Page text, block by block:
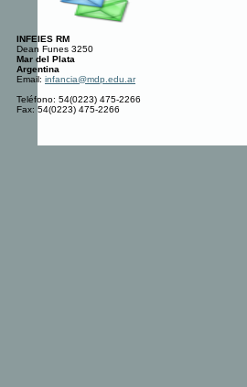
INFEIES RM
Dean Funes 3250
Mar del Plata
Argentina
Email: infancia@mdp.edu.ar
Teléfono: 54(0223) 475-2266
Fax: 54(0223) 475-2266